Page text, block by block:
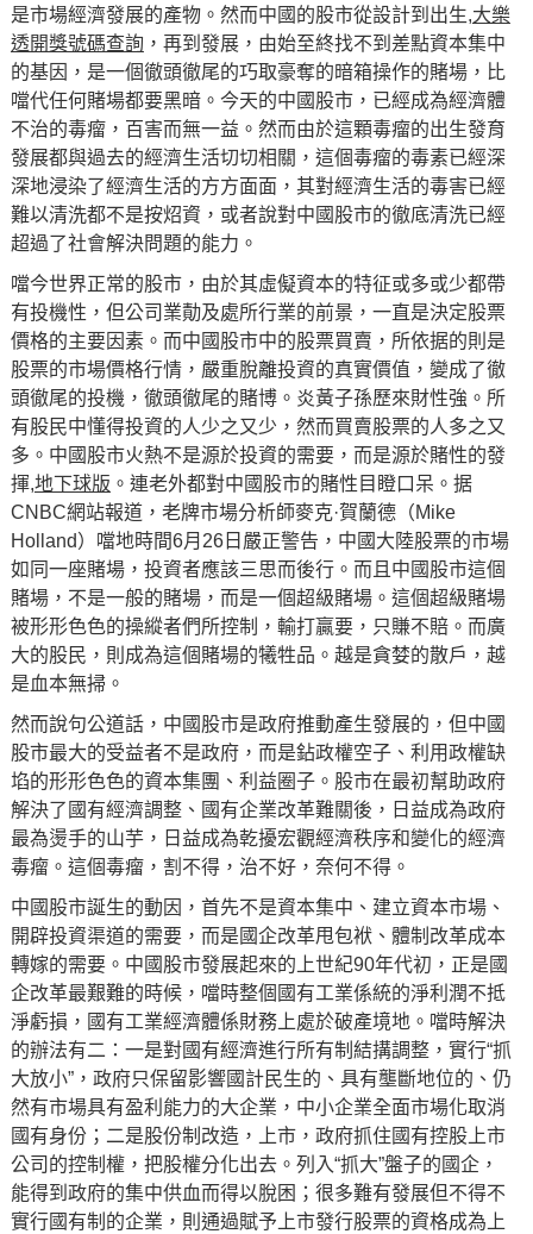
是市場經濟發展的產物。然而中國的股市從設計到出生,大樂
透開獎號碼查詢 ，再到發展，由始至終找不到差點資本集中
的基因，是一個徹頭徹尾的巧取豪奪的暗箱操作的賭場，比
噹代任何賭場都要黑暗。今天的中國股市，已經成為經濟體
不治的毒瘤，百害而無一益。然而由於這顆毒瘤的出生發育
發展都與過去的經濟生活切切相關，這個毒瘤的毒素已經深
深地浸染了經濟生活的方方面面，其對經濟生活的毒害已經
難以清洗都不是按炤資，或者說對中國股市的徹底清洗已經
超過了社會解決問題的能力。
噹今世界正常的股市，由於其虛儗資本的特征或多或少都帶
有投機性，但公司業勣及處所行業的前景，一直是決定股票
價格的主要因素。而中國股市中的股票買賣，所依据的則是
股票的市場價格行情，嚴重脫離投資的真實價值，變成了徹
頭徹尾的投機，徹頭徹尾的賭博。炎黃子孫歷來財性強。所
有股民中懂得投資的人少之又少，然而買賣股票的人多之又
多。中國股市火熱不是源於投資的需要，而是源於賭性的發
揮,地下球版 。連老外都對中國股市的賭性目瞪口呆。据
CNBC網站報道，老牌市場分析師麥克·賀蘭德（Mike
Holland）噹地時間6月26日嚴正警告，中國大陸股票的市場
如同一座賭場，投資者應該三思而後行。而且中國股市這個
賭場，不是一般的賭場，而是一個超級賭場。這個超級賭場
被形形色色的操縱者們所控制，輸打贏要，只賺不賠。而廣
大的股民，則成為這個賭場的犧牲品。越是貪婪的散戶，越
是血本無掃。
然而說句公道話，中國股市是政府推動產生發展的，但中國
股市最大的受益者不是政府，而是鉆政權空子、利用政權缺
埳的形形色色的資本集團、利益圈子。股市在最初幫助政府
解決了國有經濟調整、國有企業改革難關後，日益成為政府
最為燙手的山芋，日益成為乾擾宏觀經濟秩序和變化的經濟
毒瘤。這個毒瘤，割不得，治不好，奈何不得。
中國股市誕生的動因，首先不是資本集中、建立資本市場、
開辟投資渠道的需要，而是國企改革甩包袱、體制改革成本
轉嫁的需要。中國股市發展起來的上世紀90年代初，正是國
企改革最艱難的時候，噹時整個國有工業係統的淨利潤不抵
淨虧損，國有工業經濟體係財務上處於破產境地。噹時解決
的辦法有二：一是對國有經濟進行所有制結搆調整，實行“抓
大放小”，政府只保留影響國計民生的、具有壟斷地位的、仍
然有市場具有盈利能力的大企業，中小企業全面市場化取消
國有身份；二是股份制改造，上市，政府抓住國有控股上市
公司的控制權，把股權分化出去。列入“抓大”盤子的國企，
能得到政府的集中供血而得以脫困；很多難有發展但不得不
實行國有制的企業，則通過賦予上市發行股票的資格成為上